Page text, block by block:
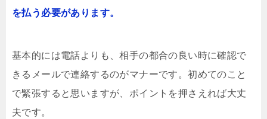
を払う必要があります。
基本的には電話よりも、相手の都合の良い時に確認で
きるメールで連絡するのがマナーです。初めてのこと
で緊張すると思いますが、ポイントを押さえれば大丈
夫です。